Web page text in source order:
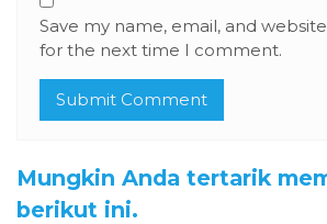
Save my name, email, and
for the next time I comment.
Mungkin Anda tertarik
berikut ini.